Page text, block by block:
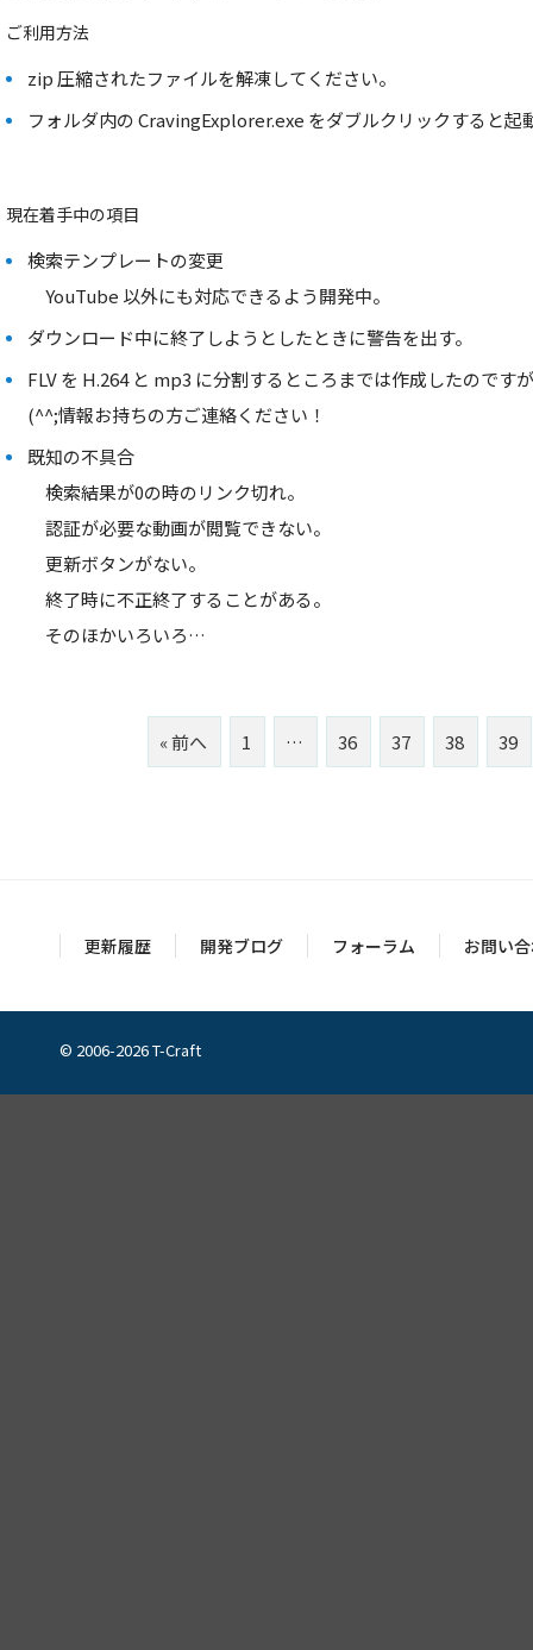
ご利用方法
zip 圧縮されたファイルを解凍してください。
フォルダ内の CravingExplorer.exe をダブルクリックすると起
現在着手中の項目
検索テンプレートの変更
YouTube 以外にも対応できるよう開発中。
ダウンロード中に終了しようとしたときに警告を出す。
FLV を H.264 と mp3 に分割するところまでは作成したのです
(^^;情報お持ちの方ご連絡ください！
既知の不具合
検索結果が0の時のリンク切れ。
認証が必要な動画が閲覧できない。
更新ボタンがない。
終了時に不正終了することがある。
そのほかいろいろ…
« 前へ 1 … 36 37 38 39
更新履歴 開発ブログ フォーラム お問い
© 2006-2026 T-Craft